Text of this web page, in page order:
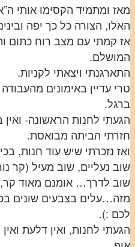
מאז ומתמיד הקסימו אותי
האלו, הצורה כל כך יפה
אז קמתי עם מצב רוח כתום
המושלם.
התארגנתי ויצאתי לקניות.
טרי עדיין באימונים
ברגל.
הגעתי לחנות הראשונה-
חזרתי הביתה מבואסת.
ואז נזכרתי שיש עוד חנות,
שוב נעליים, שוב מעיל (קר
שוב לדרך… אומנם מאוד קר,
מזה…עלים בצבעים שונים
לכם :).
הגעתי לחנות, ואין דלעת